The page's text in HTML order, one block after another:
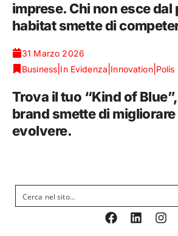
imprese. Chi non esce dal
habitat smette di
31 Marzo 2026
Business In Evidenza Innovation| Polis
Trova il tuo “Kind of
brand smette di migliorare
evolvere.